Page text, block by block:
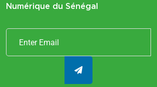
Numérique du Sénégal